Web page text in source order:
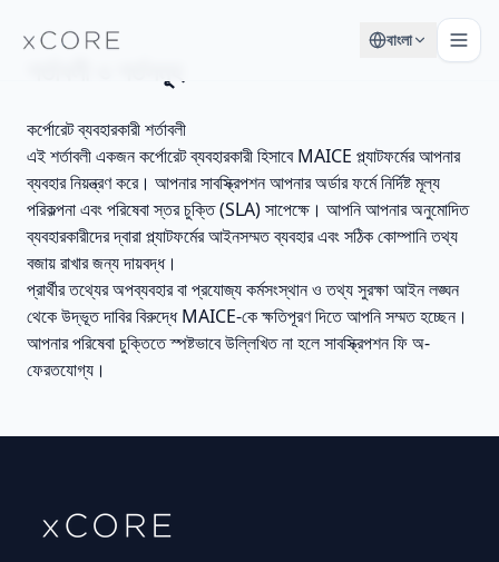
বাংলা
কর্পোরেট ব্যবহারকারী শর্তাবলী
এই শর্তাবলী একজন কর্পোরেট ব্যবহারকারী হিসাবে MAICE প্ল্যাটফর্মের আপনার
ব্যবহার নিয়ন্ত্রণ করে। আপনার সাবস্ক্রিপশন আপনার অর্ডার ফর্মে নির্দিষ্ট মূল্য
পরিকল্পনা এবং পরিষেবা স্তর চুক্তি (SLA) সাপেক্ষে। আপনি আপনার অনুমোদিত
ব্যবহারকারীদের দ্বারা প্ল্যাটফর্মের আইনসম্মত ব্যবহার এবং সঠিক কোম্পানি তথ্য
বজায় রাখার জন্য দায়বদ্ধ।
প্রার্থীর তথ্যের অপব্যবহার বা প্রযোজ্য কর্মসংস্থান ও তথ্য সুরক্ষা আইন লঙ্ঘন
থেকে উদ্ভূত দাবির বিরুদ্ধে MAICE-কে ক্ষতিপূরণ দিতে আপনি সম্মত হচ্ছেন।
আপনার পরিষেবা চুক্তিতে স্পষ্টভাবে উল্লিখিত না হলে সাবস্ক্রিপশন ফি অ-
ফেরতযোগ্য।